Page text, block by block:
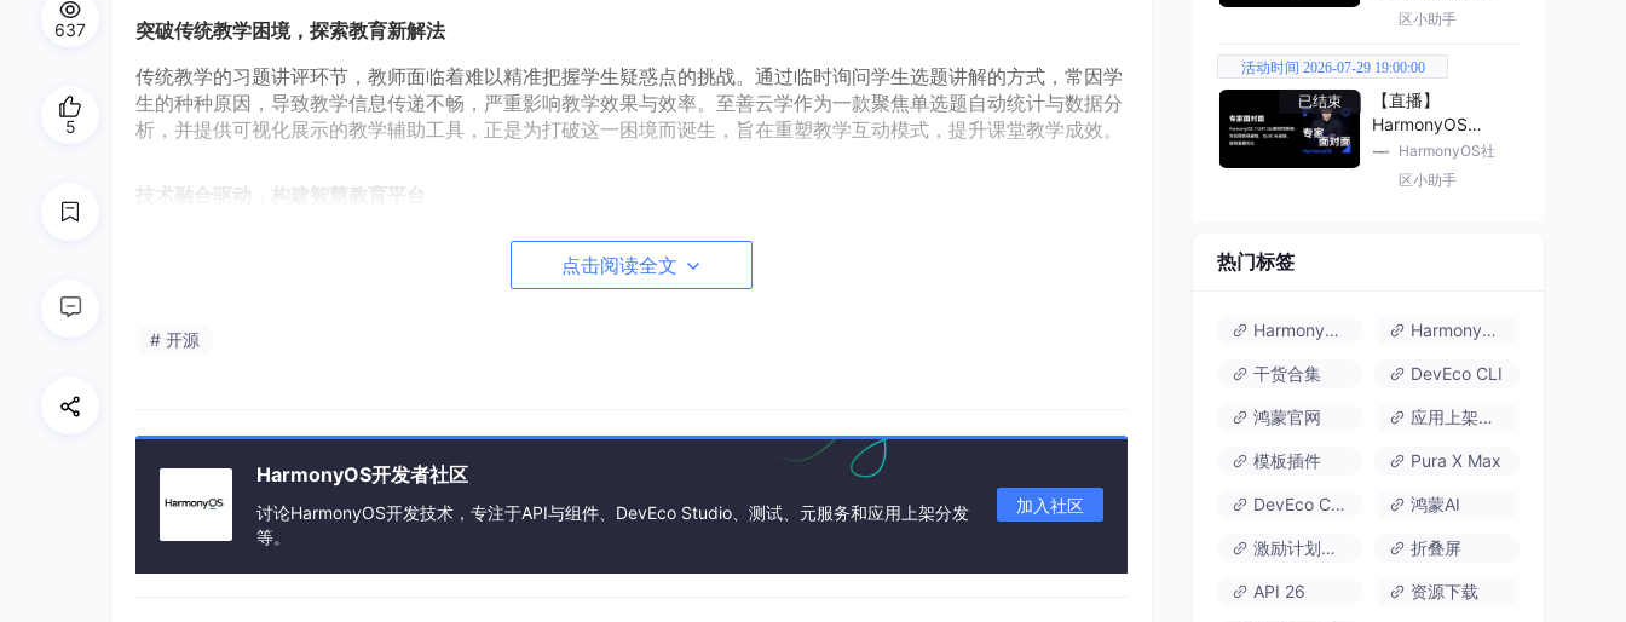
突破传统教学困境，探索教育新解法
传统教学的习题讲评环节，教师面临着难以精准把握学生疑惑点的挑战。通过临时询问学生选题讲解的方式，常因学
生的种种原因，导致教学信息传递不畅，严重影响教学效果与效率。至善云学作为一款聚焦单选题自动统计与数据分
析，并提供可视化展示的教学辅助工具，正是为打破这一困境而诞生，旨在重塑教学互动模式，提升课堂教学成效。
技术融合驱动，构建智慧教育平台
至善云学集成了先进的在线答题与数据分析技术。前端基于 Vue3 技术栈搭建，涵盖 Vue3、Vue Router、Vite、Ty
peScript、Element Plus、Tailwind CSS、Echarts 和 Axios 等主流库，为用户带来流畅且美观的交互体验；后端
选用 Go 语言搭配 Gin 框架与 SQLite 数据库，并借助 Go 丰富的第三方库生态以及 Gin - contrib 静态文件服务，
自动化统计：实时生成各类可视化数据报表，如柱状图、折线图，直观呈现每道题目的作答情况。
个性化学习：
助力学生迅速明确自身在不同题型中的薄弱环节，实现针对性的学习提升。
高效教学支持：辅助教师依据可视化数据，精准定位课程难点，合理规划教学内容与重点。
便捷学习进度共享：师生能够依据时间与任务标题，快速定位薄弱题型，在期末复习阶段优势显著。
点击阅读全文
# 开源
HarmonyOS开发者社区
讨论HarmonyOS开发技术，专注于API与组件、DevEco Studio、测试、元服务和应用上架分发
等。
加入社区
637
5
区小助手
活动时间 2026-07-29 19:00:00
已结束
【直播】
HarmonyOS
7（API 26） 新特
性解读
HarmonyOS社
区小助手
热门标签
HarmonyOS 6 HarmonyOS 7.0
干货合集 DevEco CLI
鸿蒙官网 应用上架速通
模板插件 Pura X Max
DevEco Code 鸿蒙AI
激励计划达标指南 折叠屏
API 26 资源下载